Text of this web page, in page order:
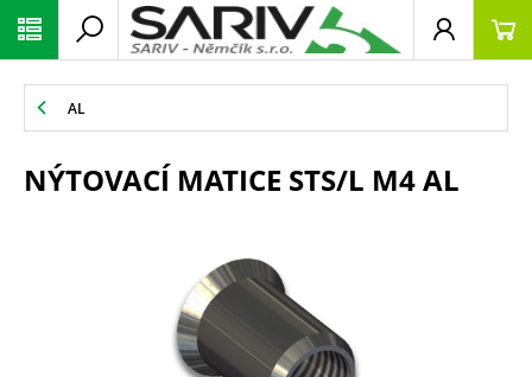
AL
NÝTOVACÍ MATICE STS/L M4 AL